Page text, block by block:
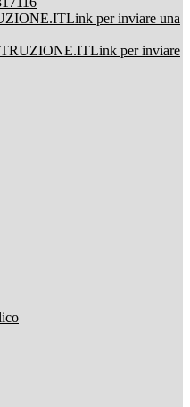
Link per inviare una
Link per inviare